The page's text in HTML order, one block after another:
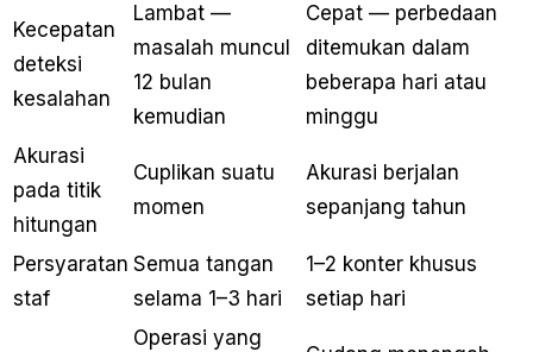
Kecepatan
deteksi
kesalahan
Lambat —
masalah muncul
12 bulan
kemudian
Cepat — perbedaan
ditemukan dalam
beberapa hari atau
minggu
Akurasi
pada titik
hitungan
Cuplikan suatu
momen
Akurasi berjalan
sepanjang tahun
Persyaratan
staf
Semua tangan
selama 1–3 hari
1–2 konter khusus
setiap hari
Operasi yang